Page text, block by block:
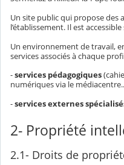
Un site public qui propose
l’établissement. Il est
Un environnement de travail,
services associés à chaque
-services pédagogiques
numériques via le
-services externes
2- Propriété
2.1- Droits de